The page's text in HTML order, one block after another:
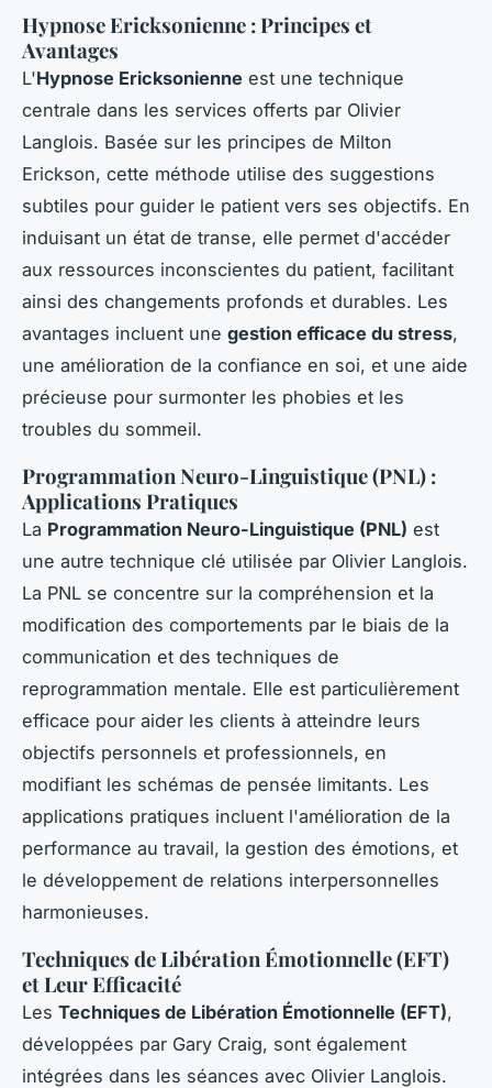
Hypnose Ericksonienne : Principes et
Avantages
L'Hypnose Ericksonienne est une technique
centrale dans les services offerts par Olivier
Langlois. Basée sur les principes de Milton
Erickson, cette méthode utilise des suggestions
subtiles pour guider le patient vers ses objectifs. En
induisant un état de transe, elle permet d'accéder
aux ressources inconscientes du patient, facilitant
ainsi des changements profonds et durables. Les
avantages incluent une gestion efficace du stress,
une amélioration de la confiance en soi, et une aide
précieuse pour surmonter les phobies et les
troubles du sommeil.
Programmation Neuro-Linguistique (PNL) :
Applications Pratiques
La Programmation Neuro-Linguistique (PNL) est
une autre technique clé utilisée par Olivier Langlois.
La PNL se concentre sur la compréhension et la
modification des comportements par le biais de la
communication et des techniques de
reprogrammation mentale. Elle est particulièrement
efficace pour aider les clients à atteindre leurs
objectifs personnels et professionnels, en
modifiant les schémas de pensée limitants. Les
applications pratiques incluent l'amélioration de la
performance au travail, la gestion des émotions, et
le développement de relations interpersonnelles
harmonieuses.
Techniques de Libération Émotionnelle (EFT)
et Leur Efficacité
Les Techniques de Libération Émotionnelle (EFT),
développées par Gary Craig, sont également
intégrées dans les séances avec Olivier Langlois.